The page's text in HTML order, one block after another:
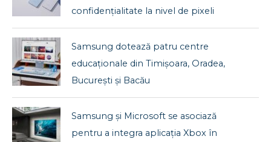
confidențialitate la nivel de pixeli
Samsung dotează patru centre
educaționale din Timișoara, Oradea,
București și Bacău
Samsung și Microsoft se asociază
pentru a integra aplicația Xbox în